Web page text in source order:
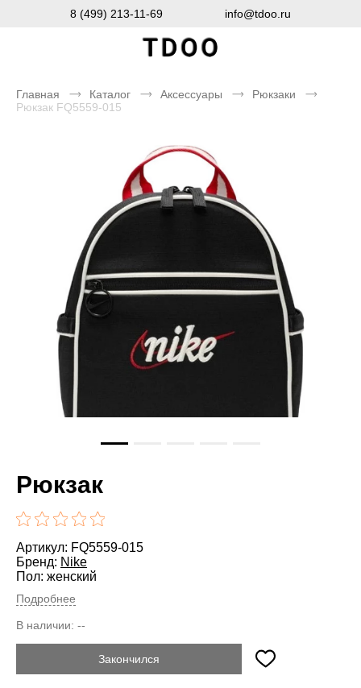
8 (499) 213-11-69 info@tdoo.ru
Главная Каталог Аксессуары
Рюкзаки
Рюкзак FQ5559-015
Рюкзак
Артикул: FQ5559-015
Бренд: Nike
Пол: женский
Подробнее
В наличии: --
Закончился